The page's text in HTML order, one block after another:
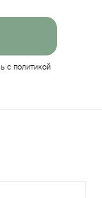
с политикой